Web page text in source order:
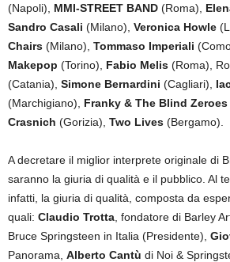
(Napoli), MMI-STREET BAND (Roma),
Sandro Casali (Milano), Veronica Howle
Chairs (Milano), Tommaso Imperiali
Makepop (Torino), Fabio Melis (Roma),
(Catania), Simone Bernardini (Cagliari),
(Marchigiano), Franky & The Blind Zeroes
Crasnich (Gorizia), Two Lives (Bergamo).
A decretare il miglior interprete originale di
saranno la giuria di qualità e il pubblico. Al
infatti, la giuria di qualità, composta da
quali: Claudio Trotta , fondatore di Barley
Bruce Springsteen in Italia (Presidente),
Panorama, Alberto Cantù di Noi &